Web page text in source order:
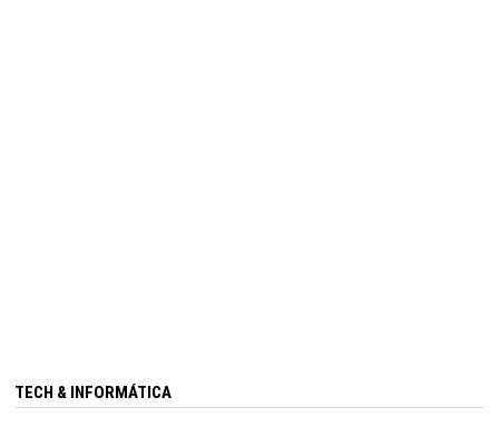
TECH & INFORMÁTICA